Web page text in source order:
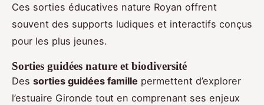
Ces sorties éducatives nature Royan offrent
souvent des supports ludiques et interactifs conçus
pour les plus jeunes.
Sorties guidées nature et biodiversité
Des sorties guidées famille permettent d’explorer
l’estuaire Gironde tout en comprenant ses enjeux